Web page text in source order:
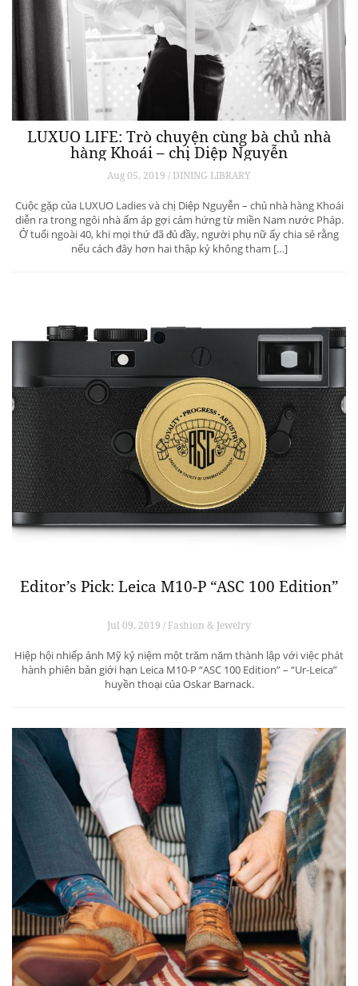
LUXUO LIFE: Trò chuyện cùng bà chủ nhà
hàng Khoái – chị Diệp Nguyễn
Aug 05, 2019 / DINING LIBRARY
Cuộc gặp của LUXUO Ladies và chị Diệp Nguyễn – chủ nhà hàng Khoái
diễn ra trong ngôi nhà ấm áp gợi cảm hứng từ miền Nam nước Pháp.
Ở tuổi ngoài 40, khi mọi thứ đã đủ đầy, người phụ nữ ấy chia sẻ rằng
nếu cách đây hơn hai thập kỷ không tham […]
Editor’s Pick: Leica M10-P “ASC 100 Edition”
Jul 09, 2019 / Fashion & Jewelry
Hiệp hội nhiếp ảnh Mỹ kỷ niệm một trăm năm thành lập với việc phát
hành phiên bản giới hạn Leica M10-P “ASC 100 Edition” – “Ur-Leica”
huyền thoại của Oskar Barnack.